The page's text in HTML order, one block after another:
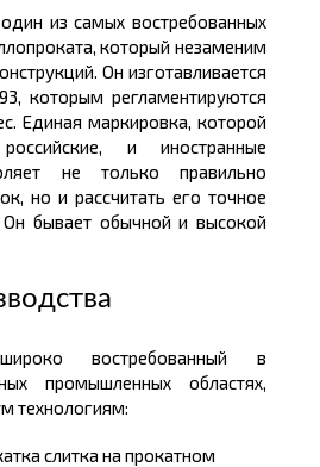
из самых востребованных
который незаменим
Он изготавливается
которым регламентируются
Единая маркировка, которой
и иностранные
не только правильно
но и рассчитать его точное
Он бывает обычной и высокой
востребованный в
промышленных областях,
технологиям:
слитка на прокатном